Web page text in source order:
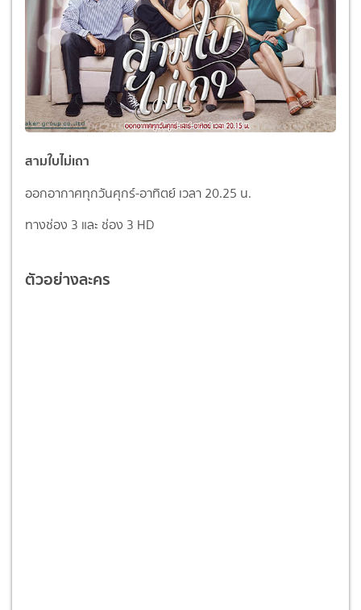
สามใบไม่เถา
ออกอากาศทุกวันศุกร์-อาทิตย์ เวลา 20.25 น.
ทางช่อง 3 และ ช่อง 3 HD
ตัวอย่างละคร